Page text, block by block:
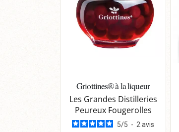
Griottines® à la liqueur
Les Grandes Distilleries
Peureux Fougerolles
5/5 - 2 avis